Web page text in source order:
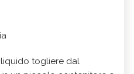
togliere dal